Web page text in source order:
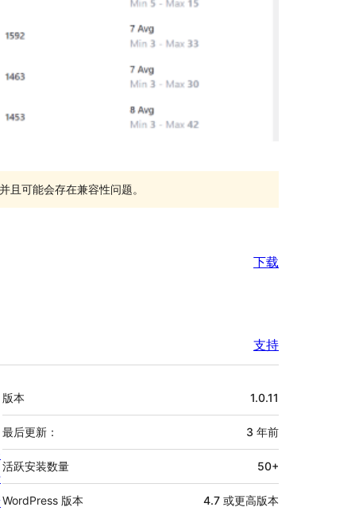
且可能会存在兼容性问题。
下载
支持
额
外
信
息
版本 1.0.11
最后更新： 3 年前
活跃安装数量 50+
WordPress 版本 4.7 或更高版本